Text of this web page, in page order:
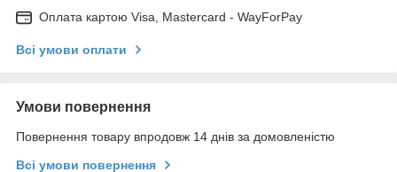
Оплата картою Visa, Mastercard - WayForPay
Всі умови оплати
Умови повернення
Повернення товару впродовж 14 днів за домовленістю
Всі умови повернення